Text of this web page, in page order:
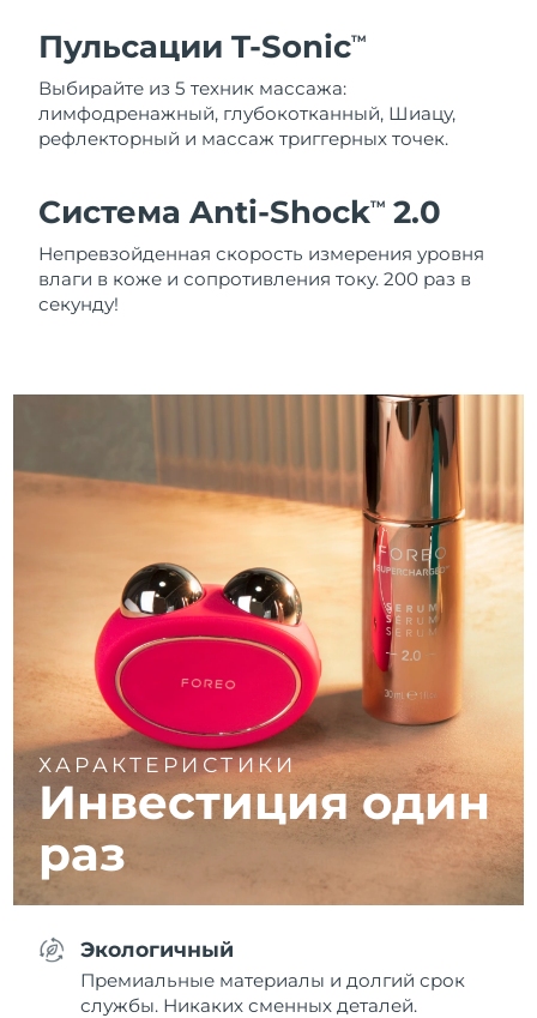
Пульсации T-SonicTM
Выбирайте из 5 техник массажа:
лимфодренажный, глубокотканный, Шиацу,
рефлекторный и массаж триггерных точек.
Система Anti-ShockTM 2.0
Непревзойденная скорость измерения уровня
влаги в коже и сопротивления току. 200 раз в
секунду!
ХАРАКТЕРИСТИКИ
Инвестиция один
раз
Экологичный
Премиальные материалы и долгий срок
службы. Никаких сменных деталей.